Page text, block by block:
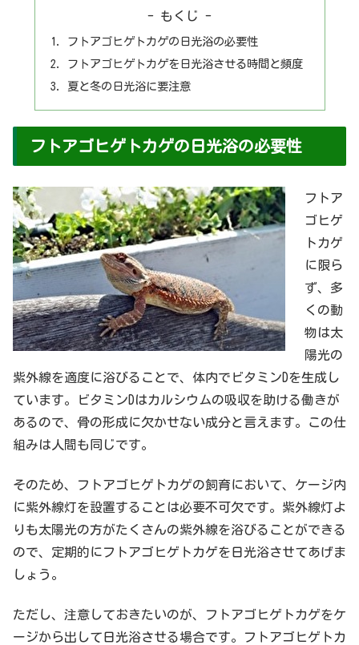
- もくじ -
フトアゴヒゲトカゲの日光浴の必要性
フトアゴヒゲトカゲを日光浴させる時間と頻度
夏と冬の日光浴に要注意
フトアゴヒゲトカゲの日光浴の必要性
フトア
ゴヒゲ
トカゲ
に限ら
ず、多
くの動
物は太
陽光の
紫外線を適度に浴びることで、体内でビタミンDを生成し
ています。ビタミンDはカルシウムの吸収を助ける働きが
あるので、骨の形成に欠かせない成分と言えます。この仕
組みは人間も同じです。
そのため、フトアゴヒゲトカゲの飼育において、ケージ内
に紫外線灯を設置することは必要不可欠です。紫外線灯よ
りも太陽光の方がたくさんの紫外線を浴びることができる
ので、定期的にフトアゴヒゲトカゲを日光浴させてあげま
しょう。
ただし、注意しておきたいのが、フトアゴヒゲトカゲをケ
ージから出して日光浴させる場合です。フトアゴヒゲトカ